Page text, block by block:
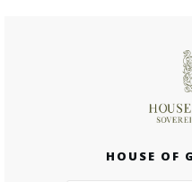
HOUSE OF